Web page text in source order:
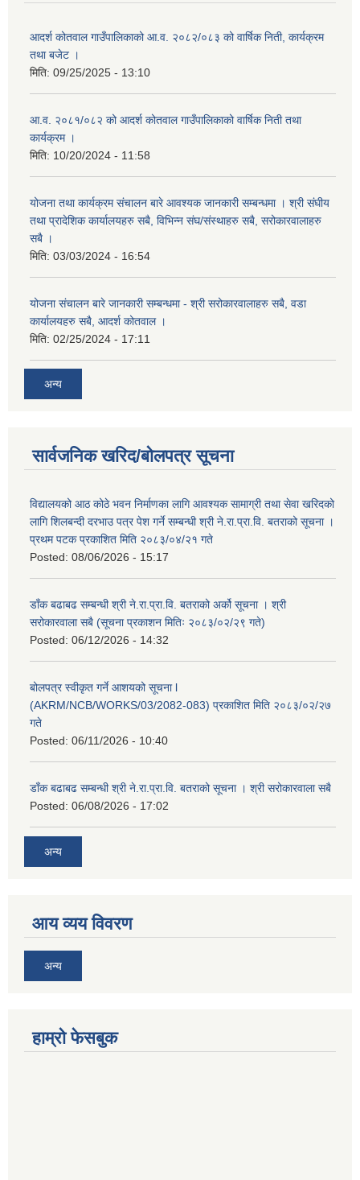
आदर्श कोतवाल गाउँपालिकाको आ.व. २०८२/०८३ को वार्षिक निती, कार्यक्रम
तथा बजेट ।
मिति: 09/25/2025 - 13:10
आ.व. २०८१/०८२ को आदर्श कोतवाल गाउँपालिकाको वार्षिक निती तथा
कार्यक्रम ।
मिति: 10/20/2024 - 11:58
योजना तथा कार्यक्रम संचालन बारे आवश्यक जानकारी सम्बन्धमा । श्री संघीय
तथा प्रादेशिक कार्यालयहरु सबै, विभिन्‍न संघ/संस्थाहरु सबै, सरोकारवालाहरु
सबै ।
मिति: 03/03/2024 - 16:54
योजना संचालन बारे जानकारी सम्बन्धमा - श्री सरोकारवालाहरु सबै, वडा
कार्यालयहरु सबै, आदर्श कोतवाल ।
मिति: 02/25/2024 - 17:11
अन्य
सार्वजनिक खरिद/बोलपत्र सूचना
विद्यालयको आठ कोठे भवन निर्माणका लागि आवश्यक सामाग्री तथा सेवा खरिदको
लागि शिलबन्दी दरभाउ पत्र पेश गर्ने सम्बन्धी श्री ने.रा.प्रा.वि. बतराको सूचना ।
प्रथम पटक प्रकाशित मिति २०८३/०४/२१ गते
Posted: 08/06/2026 - 15:17
डाँक बढाबढ सम्बन्धी श्री ने.रा.प्रा.वि. बतराको अर्को सूचना । श्री
सरोकारवाला सबै (सूचना प्रकाशन मितिः २०८३/०२/२९ गते)
Posted: 06/12/2026 - 14:32
बोलपत्र स्वीकृत गर्ने आशयको सूचना l
(AKRM/NCB/WORKS/03/2082-083) प्रकाशित मिति २०८३/०२/२७
गते
Posted: 06/11/2026 - 10:40
डाँक बढाबढ सम्बन्धी श्री ने.रा.प्रा.वि. बतराको सूचना । श्री सरोकारवाला सबै
Posted: 06/08/2026 - 17:02
अन्य
आय व्यय विवरण
अन्य
हाम्रो फेसबुक